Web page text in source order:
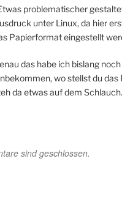
problematischer
unter Linux, da hier
Papierformat eingestellt
das habe ich bislang
wo stellst du das
da etwas auf dem
sind geschlossen.